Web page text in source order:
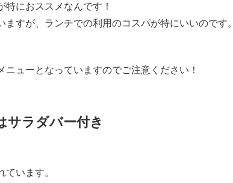
におススメなんです！
すが、ランチでの利用のコスパが特にいいのです。
ューとなっていますのでご注意ください！
サラダバー付き
います。